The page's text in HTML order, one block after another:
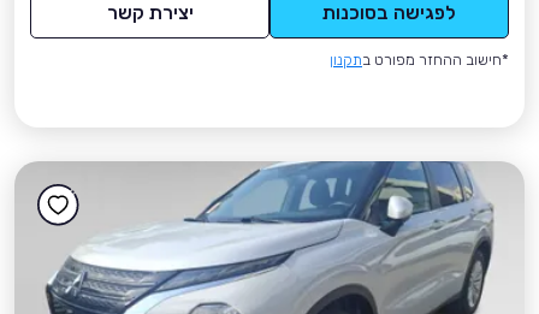
לפגישה בסוכנות יצירת קשר
*חישוב ההחזר מפורט בתקנון